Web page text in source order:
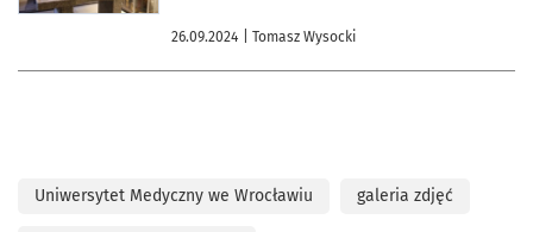
26.09.2024 | Tomasz Wysocki
Uniwersytet Medyczny we Wrocławiu galeria zdjęć